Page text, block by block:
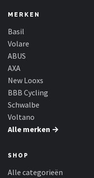
MERKEN
Basil
Volare
ABUS
AXA
New Looxs
BBB Cycling
Schwalbe
Voltano
Alle merken →
SHOP
Alle categorieën